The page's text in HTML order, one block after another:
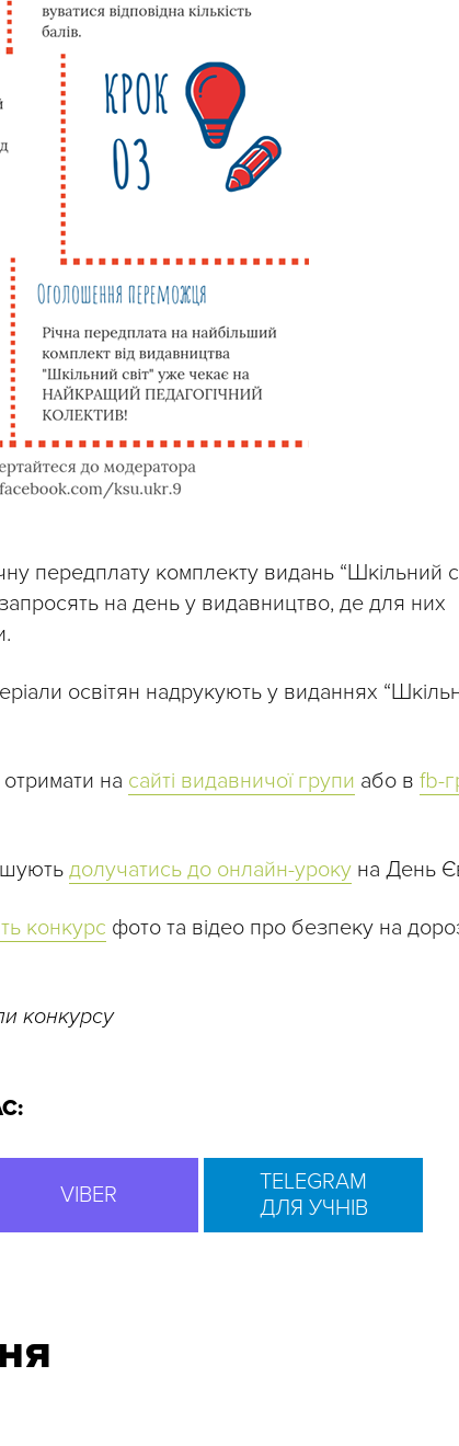
передплату комплекту видань “Шкільний
на день у видавництво, де для них
освітян надрукують у виданнях
на сайті видавничої групи або в fb-
долучатись до онлайн-уроку на День
конкурс фото та відео про безпеку на
конкурсу
VIBER
TELEGRAM
ДЛЯ УЧНІВ